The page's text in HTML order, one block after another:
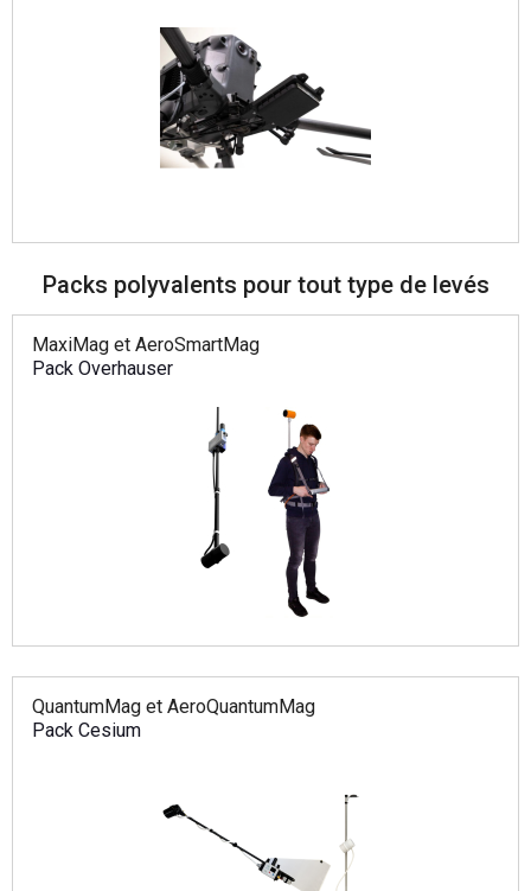
Packs polyvalents pour tout type de levés
MaxiMag et AeroSmartMag
Pack Overhauser
QuantumMag et AeroQuantumMag
Pack Cesium